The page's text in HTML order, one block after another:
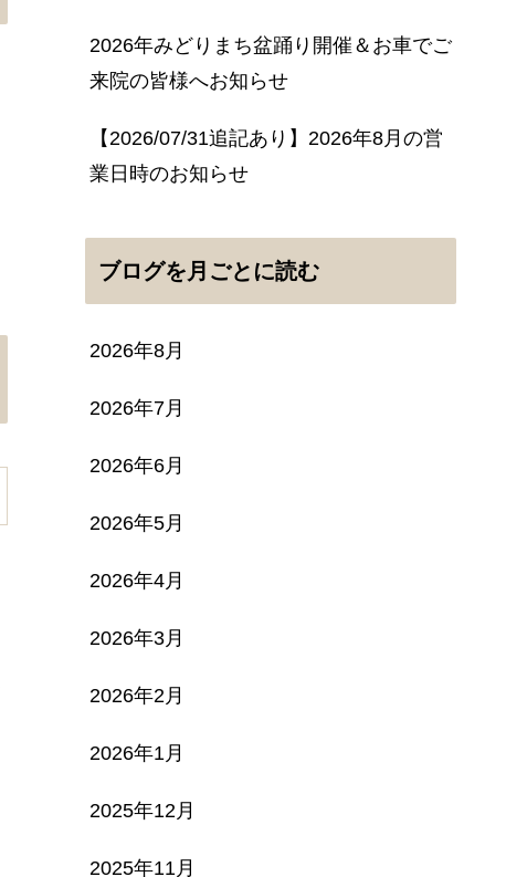
2026年みどりまち盆踊り開催＆お車でご
来院の皆様へお知らせ
【2026/07/31追記あり】2026年8月の営
業日時のお知らせ
ブログを月ごとに読む
2026年8月
2026年7月
2026年6月
2026年5月
2026年4月
2026年3月
2026年2月
2026年1月
2025年12月
2025年11月